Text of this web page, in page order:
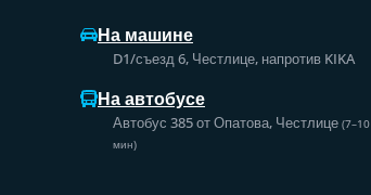
На машине
D1/съезд 6, Честлице, напротив KIKA
На автобусе
Автобус 385 от Опатова, Честлице (7–10
мин)